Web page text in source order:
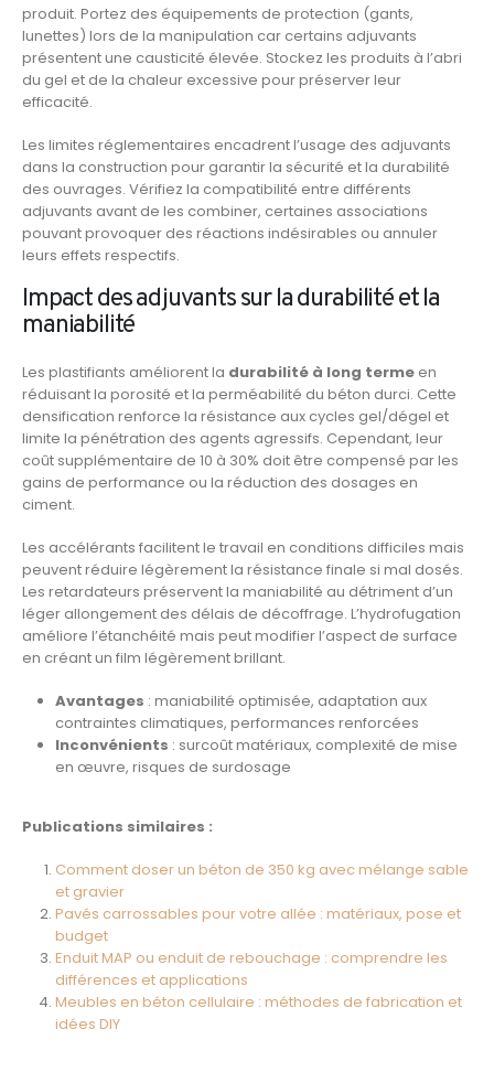
produit. Portez des équipements de protection (gants,
lunettes) lors de la manipulation car certains adjuvants
présentent une causticité élevée. Stockez les produits à l’abri
du gel et de la chaleur excessive pour préserver leur
efficacité.
Les limites réglementaires encadrent l’usage des adjuvants
dans la construction pour garantir la sécurité et la durabilité
des ouvrages. Vérifiez la compatibilité entre différents
adjuvants avant de les combiner, certaines associations
pouvant provoquer des réactions indésirables ou annuler
leurs effets respectifs.
Impact des adjuvants sur la durabilité et la
maniabilité
Les plastifiants améliorent la durabilité à long terme en
réduisant la porosité et la perméabilité du béton durci. Cette
densification renforce la résistance aux cycles gel/dégel et
limite la pénétration des agents agressifs. Cependant, leur
coût supplémentaire de 10 à 30% doit être compensé par les
gains de performance ou la réduction des dosages en
ciment.
Les accélérants facilitent le travail en conditions difficiles mais
peuvent réduire légèrement la résistance finale si mal dosés.
Les retardateurs préservent la maniabilité au détriment d’un
léger allongement des délais de décoffrage. L’hydrofugation
améliore l’étanchéité mais peut modifier l’aspect de surface
en créant un film légèrement brillant.
Avantages : maniabilité optimisée, adaptation aux
contraintes climatiques, performances renforcées
Inconvénients : surcoût matériaux, complexité de mise
en œuvre, risques de surdosage
Publications similaires :
Comment doser un béton de 350 kg avec mélange sable
et gravier
Pavés carrossables pour votre allée : matériaux, pose et
budget
Enduit MAP ou enduit de rebouchage : comprendre les
différences et applications
Meubles en béton cellulaire : méthodes de fabrication et
idées DIY